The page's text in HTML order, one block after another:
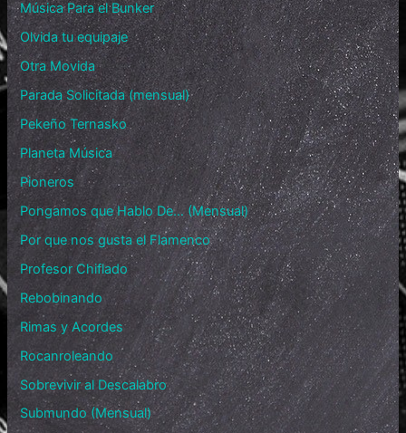
Música Para el Bunker
Olvida tu equipaje
Otra Movida
Parada Solicitada (mensual)
Pekeño Ternasko
Planeta Música
Pioneros
Pongamos que Hablo De… (Mensual)
Por que nos gusta el Flamenco
Profesor Chiflado
Rebobinando
Rimas y Acordes
Rocanroleando
Sobrevivir al Descalabro
Submundo (Mensual)